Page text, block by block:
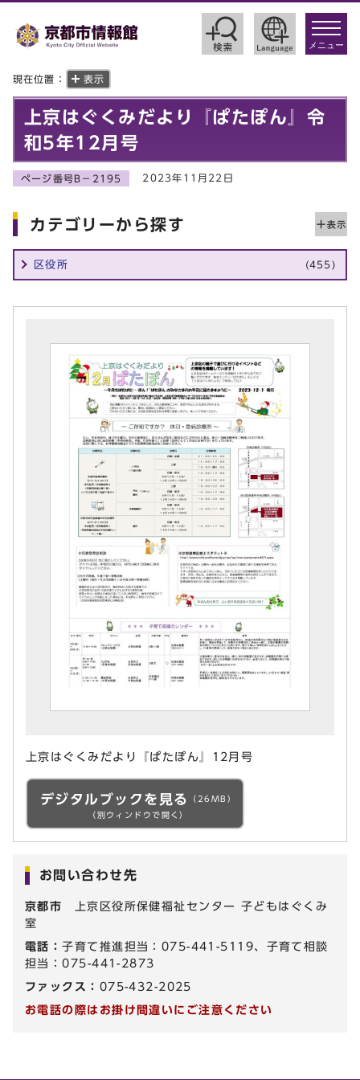
toggle
メニュー
現在位置： 表示
上京はぐくみだより『ぱたぽん』令
和5年12月号
ページ番号B－2195 2023年11月22日
カテゴリーから探す
区役所 (455)
上京はぐくみだより『ぱたぽん』12月号
デジタルブックを見る
（26MB）
（別ウィンドウで開く）
お問い合わせ先
京都市 上京区役所保健福祉センター 子どもはぐくみ
室
電話：子育て推進担当：075-441-5119、子育て相談
担当：075-441-2873
ファックス： 075-432-2025
お電話の際はお掛け間違いにご注意ください